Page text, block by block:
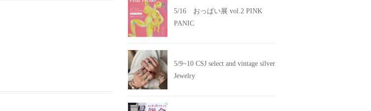
5/16 おっぱい展 vol.2 PINK
PANIC
5/9~10 CSJ select and vintage silver
Jewelry